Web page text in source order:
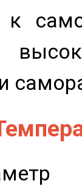
к